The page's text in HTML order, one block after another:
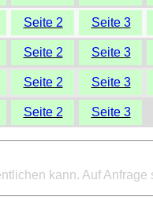
Seite 2 Seite 3
Seite 2 Seite 3
Seite 2 Seite 3
Seite 2 Seite 3
kann. Auf